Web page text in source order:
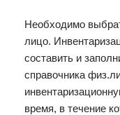
Необходимо
лицо.
составить и
справочника
время, в течение